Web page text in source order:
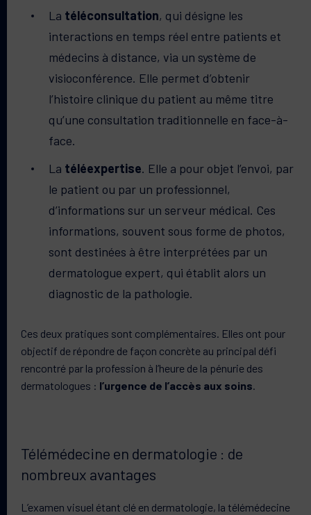
La téléconsultation, qui désigne les
interactions en temps réel entre patients et
médecins à distance, via un système de
visioconférence. Elle permet d’obtenir
l’histoire clinique du patient au même titre
qu’une consultation traditionnelle en face-à-
face.
La téléexpertise. Elle a pour objet l’envoi, par
le patient ou par un professionnel,
d’informations sur un serveur médical. Ces
informations, souvent sous forme de photos,
sont destinées à être interprétées par un
dermatologue expert, qui établit alors un
diagnostic de la pathologie.
Ces deux pratiques sont complémentaires. Elles ont pour
objectif de répondre de façon concrète au principal défi
rencontré par la profession à l’heure de la pénurie des
dermatologues : l’urgence de l’accès aux soins.
Télémédecine en dermatologie : de
nombreux avantages
L’examen visuel étant clé en dermatologie, la télémédecine